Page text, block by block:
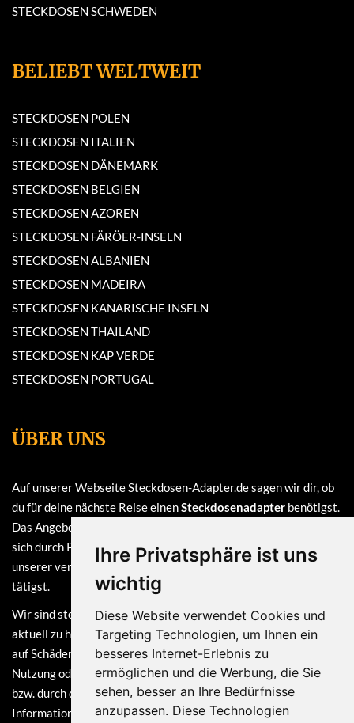
Ihre Privatsphäre ist uns
wichtig
Diese Website verwendet Cookies und
Targeting Technologien, um Ihnen ein
besseres Internet-Erlebnis zu
ermöglichen und die Werbung, die Sie
sehen, besser an Ihre Bedürfnisse
anzupassen. Diese Technologien
STECKDOSEN SCHWEDEN
BELIEBT WELTWEIT
STECKDOSEN POLEN
STECKDOSEN ITALIEN
STECKDOSEN DÄNEMARK
STECKDOSEN BELGIEN
STECKDOSEN AZOREN
STECKDOSEN FÄRÖER-INSELN
STECKDOSEN ALBANIEN
STECKDOSEN MADEIRA
STECKDOSEN KANARISCHE INSELN
STECKDOSEN THAILAND
STECKDOSEN KAP VERDE
STECKDOSEN PORTUGAL
ÜBER UNS
Auf unserer Webseite Steckdosen-Adapter.de sagen wir dir, ob
du für deine nächste Reise einenSteckdosenadapter benötigst.
Das Angebot auf dieser Webseite ist
sich durch Provisionen, die wir erhalten, sofern du bei einem
unserer verlinkten Partner (z.B. Amazon) eine Bestellung
tätigst.
Wir sind stets bemüht, die Informationen auf dieser Webseite
aktuell zu halten. Dennoch sind Haftungsansprüche, welche sich
auf Schäden materieller oder ideeller Art beziehen, die durch die
Nutzung oder Nichtnutzung der dargebotenen Informationen
bzw. durch die Nutzung fehlerhafter und unvollständiger
Informationen verursacht wurden, grundsätzlich